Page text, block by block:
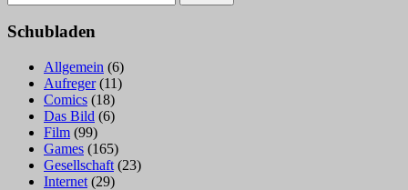
nach:
Schubladen
Allgemein (6)
Aufreger(11)
Comics (18)
Das Bild (6)
Film (99)
Games (165)
Gesellschaft (23)
Internet (29)